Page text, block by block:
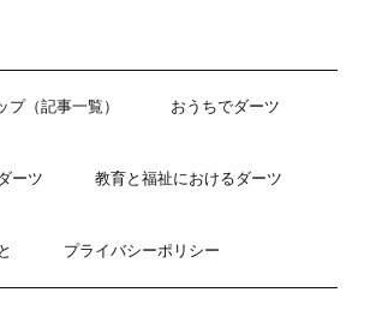
プ（記事一覧） おうちでダーツ
ーツ 教育と福祉におけるダーツ
プライバシーポリシー